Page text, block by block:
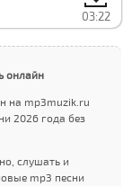
03:22
онлайн
на mp3muzik.ru
2026 года без
слушать и
mp3 песни